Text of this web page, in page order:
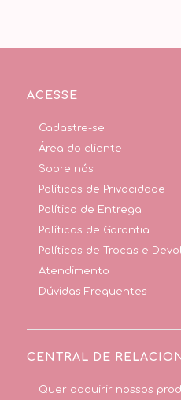
ACESSE
Cadastre-se
Área do cliente
Sobre nós
Políticas de Privacidade
Política de Entrega
Políticas de Garantia
Políticas de Trocas e
Atendimento
Dúvidas Frequentes
CENTRAL DE
Quer adquirir nossos